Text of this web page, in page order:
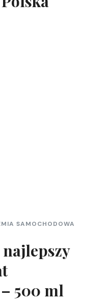
SAMOCHODOWA
najlepszy
500 ml